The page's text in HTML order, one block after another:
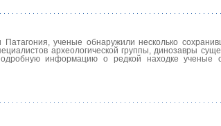
ученые обнаружили несколько
археологической группы, динозавры
информацию о редкой находке ученые